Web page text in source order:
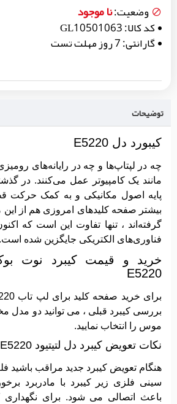
وضعیت:نا موجود
کد کالا:GL10501063
گارانتی:7 روز مهلت تست
توضیحات
کیبورد دل E5220
چه در لپتاپ‌ها و چه در رایانه‌های
مانند یک کامپیوتر عمل می‌کنند. در
پایه اصول مکانیکی و به کمک حرکت
بیشتر صفحه کلیدهای امروزی هم از این
گرفته‌اند ، تنها تفاوت این است که
فناوری‌های الکتریکی جایگزین شده است.
E5220
بررسی کیبرد قبلی ، می توانید دو مدل
موس را انتخاب نمایید.
نکات تعویض کیبرد دل لتیتیود E5220
هنگام تعویض کیبرد جدید مراقب باشید
سینی فلزی زیر کیبرد با مادربرد
باعث اتصالی می شود. برای نگهداری